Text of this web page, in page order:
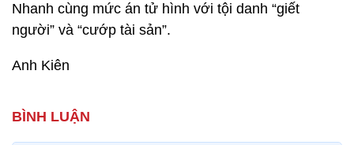
Nhanh cùng mức án tử hình với tội danh “giết
người” và “cướp tài sản”.
Anh Kiên